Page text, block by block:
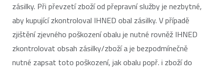
zásilky. Při převzetí zboží od přepravní služby je nezbytné,
aby kupující zkontroloval IHNED obal zásilky. V případě
zjištění zjevného poškození obalu je nutné rovněž IHNED
zkontrolovat obsah zásilky/zboží a je bezpodmínečně
nutné zapsat toto poškození, jak obalu popř. i zboží do